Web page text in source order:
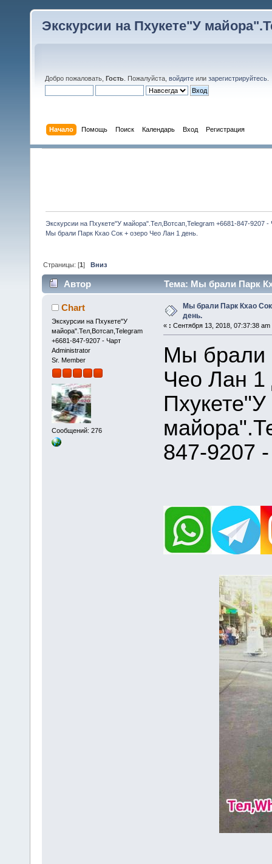
Экскурсии на Пхукете"У
Добро пожаловать, Гость . Пожалуйста, войдите или зарегистрируйтесь
Начало Помощь Поиск Календарь Вход Регистрация
Экскурсии на Пхукете"У майора".Тел,Вотсап,Telegram +6681-847-9207 -
Мы брали Парк Кхао Сок + озеро Чео Лан 1 день.
Страницы: [1]Вниз
Автор Тема: Мы брали Парк
Chart
Экскурсии на Пхукете"У
майора".Тел,Вотсап,Telegram
+6681-847-9207 - Чарт
Administrator
Sr. Member
Сообщений: 276
Мы брали Парк Кхао
день.
« : Сентября 13, 2018, 07:37:38 am
Мы брали
Чео Лан 1
Пхукете"У
847-9207